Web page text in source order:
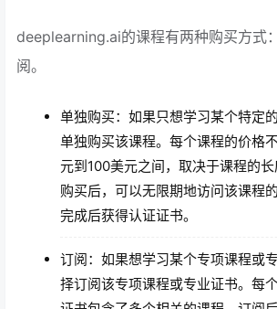
deeplearning.ai的课程有两种购买方式
阅。
单独购买：如果只想学习某个特定
单独购买该课程。每个课程的价格
元到100美元之间，取决于课程的
购买后，可以无限期地访问该课程
完成后获得认证证书。
订阅：如果想学习某个专项课程或
择订阅该专项课程或专业证书。每